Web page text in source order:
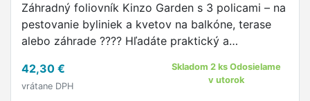
Záhradný foliovník Kinzo Garden s 3 policami – na
pestovanie byliniek a kvetov na balkóne, terase
alebo záhrade ???? Hľadáte praktický a
42,30 €
vrátane DPH
Skladom 2 ks Odosielame
v utorok